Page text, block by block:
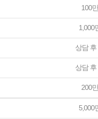
100
1,000
상담 후
상담 후
200
5,000